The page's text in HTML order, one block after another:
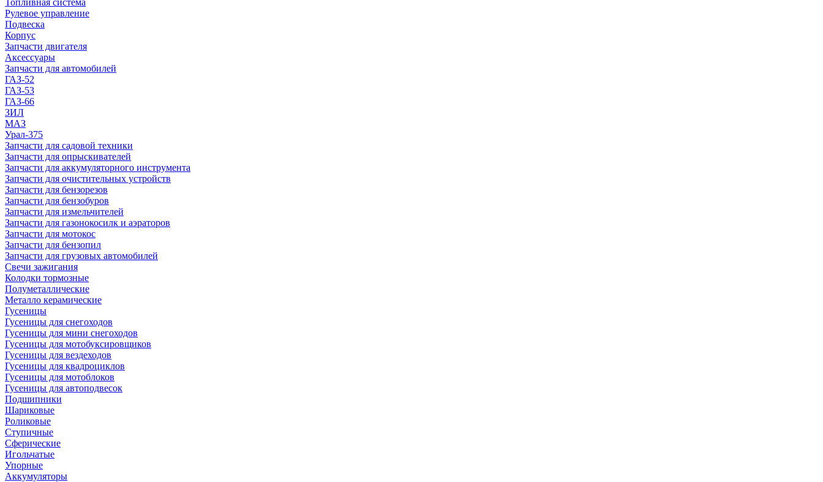
Топливная система
Рулевое управление
Подвеска
Корпус
Запчасти двигателя
Аксессуары
Запчасти для автомобилей
ГАЗ-52
ГАЗ-53
ГАЗ-66
ЗИЛ
МАЗ
Урал-375
Запчасти для садовой техники
Запчасти для опрыскивателей
Запчасти для аккумуляторного инструмента
Запчасти для очистительных устройств
Запчасти для бензорезов
Запчасти для бензобуров
Запчасти для измельчителей
Запчасти для газонокосилк и аэраторов
Запчасти для мотокос
Запчасти для бензопил
Запчасти для грузовых автомобилей
Свечи зажигания
Колодки тормозные
Полуметаллические
Металло керамические
Гусеницы
Гусеницы для снегоходов
Гусеницы для мини снегоходов
Гусеницы для мотобуксировщиков
Гусеницы для вездеходов
Гусеницы для квадроциклов
Гусеницы для мотоблоков
Гусеницы для автоподвесок
Подшипники
Шариковые
Роликовые
Ступичные
Сферические
Игольчатые
Упорные
Аккумуляторы